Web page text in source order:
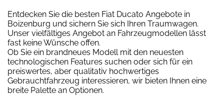
Entdecken Sie die besten Fiat Ducato Angebote in
Boizenburg und sichern Sie sich Ihren Traumwagen.
Unser vielfältiges Angebot an Fahrzeugmodellen lässt
fast keine Wünsche offen.
Ob Sie ein brandneues Modell mit den neuesten
technologischen Features suchen oder sich für ein
preiswertes, aber qualitativ hochwertiges
Gebrauchtfahrzeug interessieren, wir bieten Ihnen eine
breite Palette an Optionen.